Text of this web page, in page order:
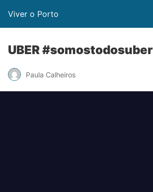
Viver o Porto
UBER #somostodosuber
Paula Calheiros